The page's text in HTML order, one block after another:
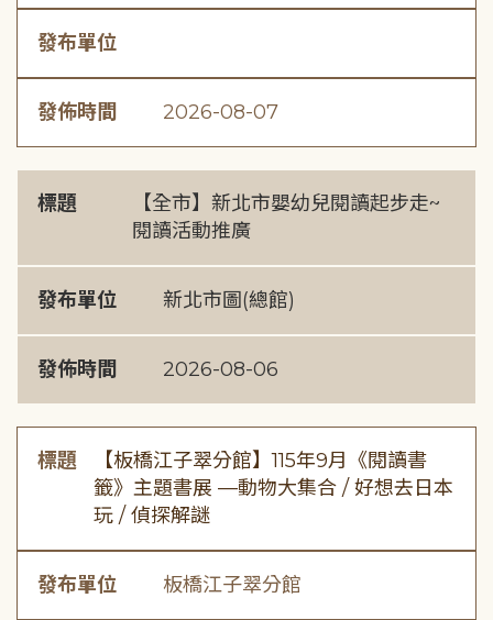
發布單位
發佈時間 2026-08-07
標題
【全市】新北市嬰幼兒閱讀起步走~
閱讀活動推廣
發布單位 新北市圖(總館)
發佈時間 2026-08-06
標題
【板橋江子翠分館】115年9月《閱讀書
籤》主題書展 —動物大集合 / 好想去日本
玩 / 偵探解謎
發布單位 板橋江子翠分館